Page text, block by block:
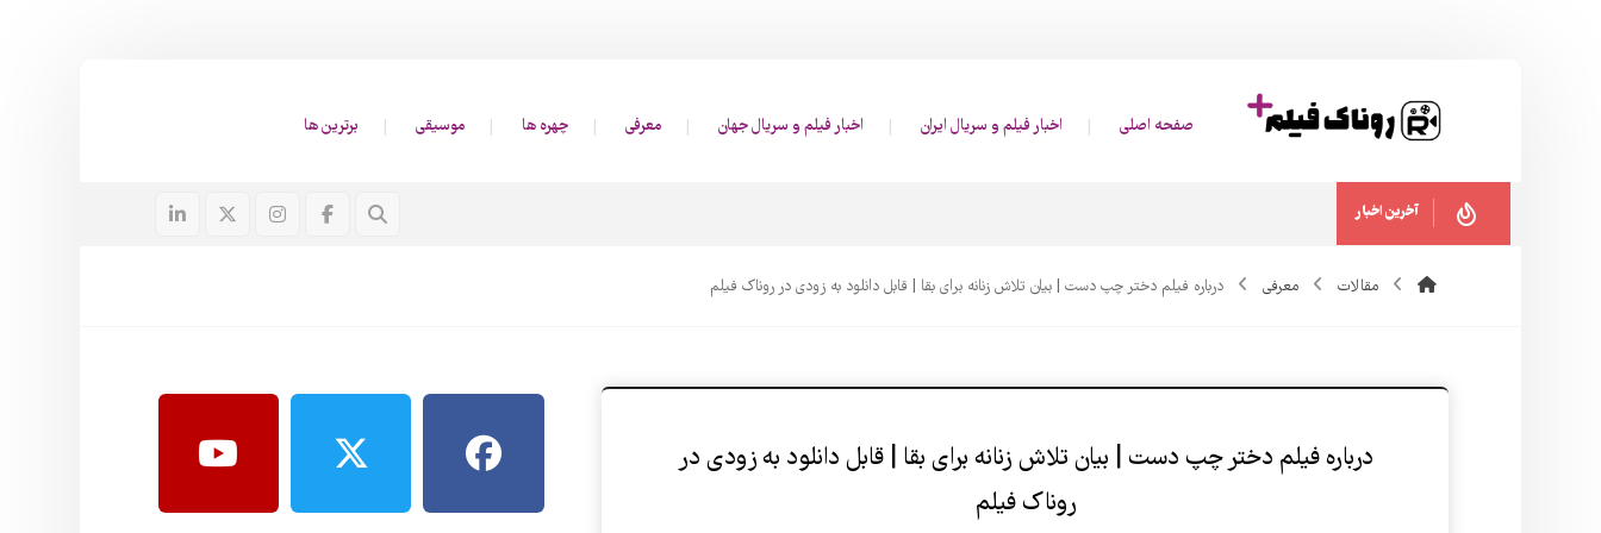
صفحه اصلی اخبار فیلم و سریال ایران اخبار فیلم و سریال جهان معرفی چهره ها موسیقی برترین ها
آخرین اخبار
مقالات معرفی درباره فیلم دختر چپ دست | بیان تلاش زنانه برای بقا | قابل دانلود به زودی در روناک فیلم
درباره فیلم دختر چپ دست | بیان تلاش زنانه برای بقا | قابل دانلود به زودی در
روناک فیلم